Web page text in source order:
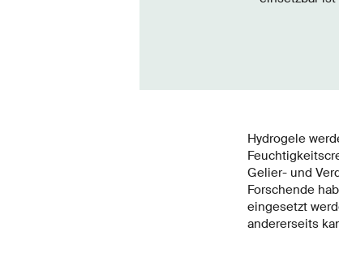
Hydrogele
Gelier- und
Forschende
eingesetzt
andererseits